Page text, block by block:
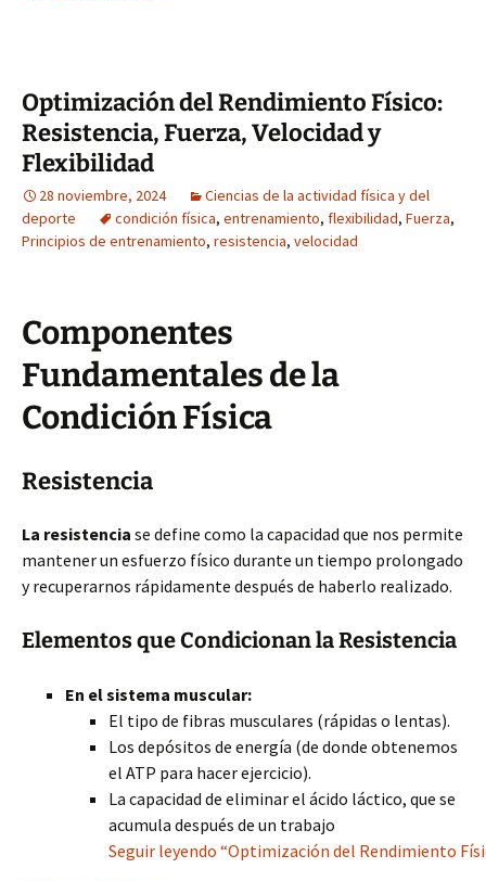
Optimización del Rendimiento Físico:
Resistencia, Fuerza, Velocidad y
Flexibilidad
28 noviembre, 2024
Ciencias de la actividad física y del
deporte
condición física, entrenamiento, flexibilidad, Fuerza,
Principios de entrenamiento, resistencia, velocidad
Componentes
Fundamentales de la
Condición Física
Resistencia
La resistencia se define como la capacidad que nos permite
mantener un esfuerzo físico durante un tiempo prolongado
y recuperarnos rápidamente después de haberlo realizado.
Elementos que Condicionan la Resistencia
En el sistema muscular:
El tipo de fibras musculares (rápidas o lentas).
Los depósitos de energía (de donde obtenemos
el ATP para hacer ejercicio).
La capacidad de eliminar el ácido láctico, que se
acumula después de un trabajo
Seguir leyendo “Optimización del Rendimiento